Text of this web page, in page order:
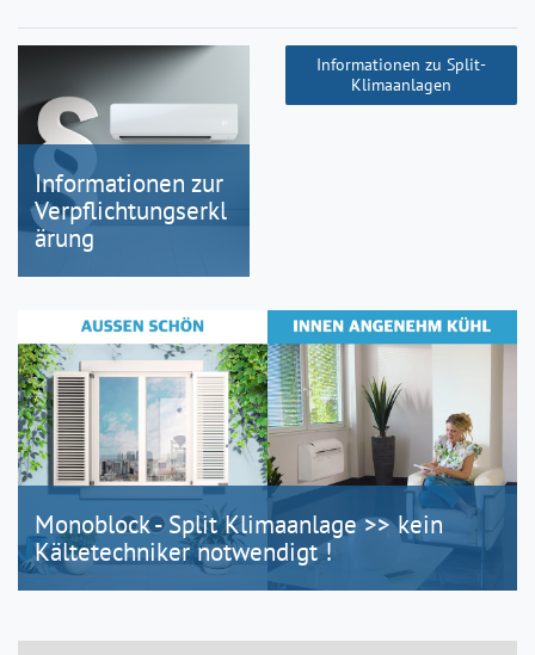
Informationen zur
Verpflichtungserkl
ärung
Informationen zu Split-
Klimaanlagen
Monoblock - Split Klimaanlage >> kein
Kältetechniker notwendigt !